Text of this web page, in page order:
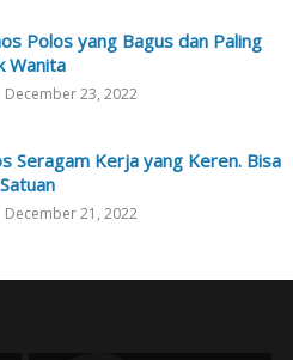
Polos yang Bagus dan Paling
Wanita
December 23, 2022
Seragam Kerja yang Keren. Bisa
December 21, 2022